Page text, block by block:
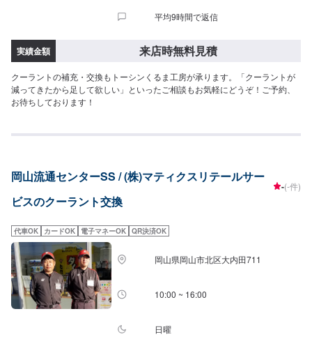
平均9時間で返信
実績金額 来店時無料見積
クーラントの補充・交換もトーシンくるま工房が承ります。「クーラントが
減ってきたから足して欲しい」といったご相談もお気軽にどうぞ！ご予約、
お待ちしております！
岡山流通センターSS / (株)マティクスリテールサー
ビスのクーラント交換
-(-件)
代車OK カードOK 電子マネーOK QR決済OK
岡山県岡山市北区大内田711
10:00 ~ 16:00
日曜